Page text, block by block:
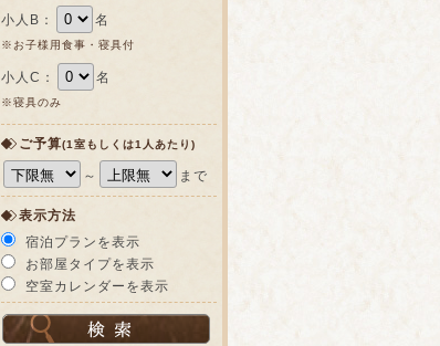
小人B： 名
※お子様用食事・寝具付
小人C： 名
※寝具のみ
ご予算(1室もしくは1人あたり)
～ まで
表示方法
宿泊プランを表示
お部屋タイプを表示
空室カレンダーを表示